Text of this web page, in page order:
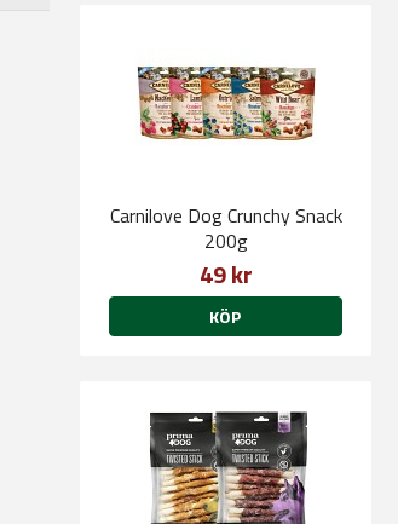
Carnilove Dog Crunchy Snack
200g
49 kr
KÖP